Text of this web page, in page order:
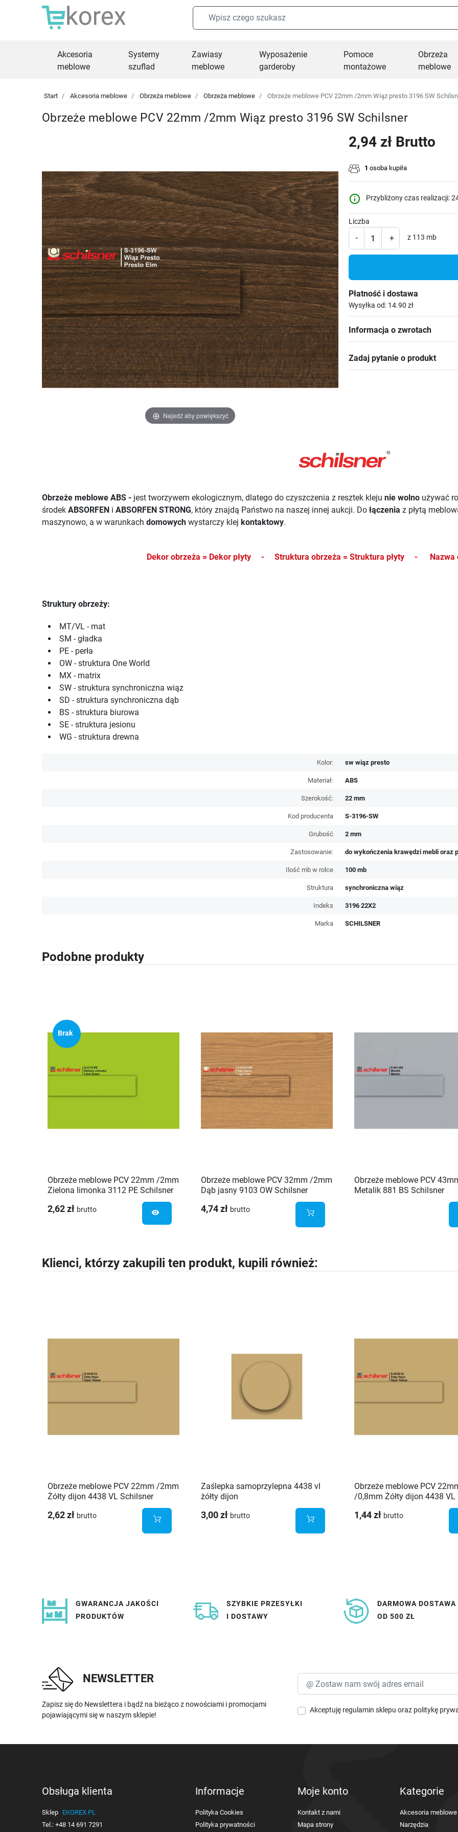
Akcesoria
meblowe
Systemy
szuflad
Zawiasy
meblowe
Wyposażenie
garderoby
Pomoce
montażowe
Obrzeża
meblowe
Start Akcesoria meblowe Obrzeża meblowe Obrzeża meblowe Obrzeże meblowe PCV 22mm /2mm Wiąz presto 3196 SW
Obrzeże meblowe PCV 22mm /2mm Wiąz presto 3196 SW Schilsner
Najedź aby powiększyć
2,94 zł Brutto
1 osoba kupiła
info_outline Przybliżony czas realizacji:
Liczba
- + z 113 mb
Płatność i dostawa
Wysyłka od: 14.90 zł
Informacja o zwrotach
Zadaj pytanie o produkt
Obrzeże meblowe ABS - jest tworzywem ekologicznym, dlatego do czyszczenia z resztek kleju nie wolno używać
środek ABSORFEN i ABSORFEN STRONG, który znajdą Państwo na naszej innej aukcji. Do łączenia z płytą
maszynowo, a w warunkach domowych wystarczy klej kontaktowy.
Dekor obrzeża = Dekor płyty - Struktura obrzeża = Struktura płyty - Nazwa
Struktury obrzeży:
MT/VL - mat
SM - gładka
PE - perła
OW - struktura One World
MX - matrix
SW - struktura synchroniczna wiąz
SD - struktura synchroniczna dąb
BS - struktura biurowa
SE - struktura jesionu
WG - struktura drewna
Kolor: sw wiąz presto
Materiał: ABS
Szerokość: 22 mm
Kod producenta S-3196-SW
Grubość 2 mm
Zastosowanie: do wykończenia krawędzi mebli oraz
Ilość mb w rolce 100 mb
Struktura synchroniczna wiąz
Indeks 3196 22X2
Marka SCHILSNER
Podobne produkty
Brak
Obrzeże meblowe PCV 22mm /2mm
Zielona limonka 3112 PE Schilsner
2,62 zł brutto visibility
Obrzeże meblowe PCV 32mm /2mm
Dąb jasny 9103 OW Schilsner
4,74 zł brutto
Obrzeże meblowe PCV
Metalik 881 BS Schilsner
Klienci, którzy zakupili ten produkt, kupili również:
Obrzeże meblowe PCV 22mm /2mm
Żółty dijon 4438 VL Schilsner
2,62 zł brutto
Zaślepka samoprzylepna 4438 vl
żółty dijon
3,00 zł brutto
Obrzeże meblowe PCV
/0,8mm Żółty dijon 4438 VL
1,44 zł brutto
GWARANCJA JAKOŚCI
PRODUKTÓW
SZYBKIE PRZESYŁKI
I DOSTAWY
DARMOWA DOSTAWA
OD 500 ZŁ
NEWSLETTER
Zapisz się do Newslettera i bądź na bieżąco z nowościami i promocjami
pojawiającymi się w naszym sklepie!
Akceptuję regulamin sklepu oraz politykę
Obsługa klienta
Sklep EKOREX.PL
Tel.: +48 14 691 7291
Informacje
Polityka Cookies
Polityka prywatności
Moje konto
Kontakt z nami
Mapa strony
Kategorie
Akcesoria meblowe
Narzędzia